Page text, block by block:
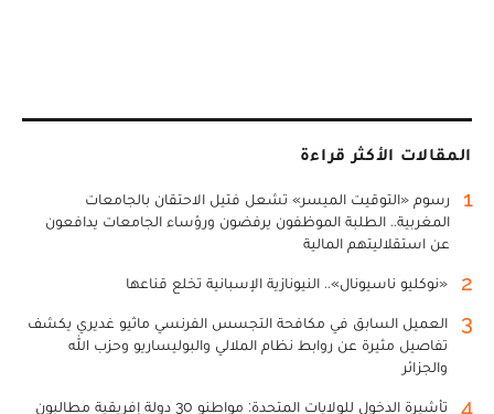
المقالات الأكثر قراءة
1
رسوم «التوقيت الميسر» تشعل فتيل الاحتقان بالجامعات
المغربية.. الطلبة الموظفون يرفضون ورؤساء الجامعات يدافعون
عن استقلاليتهم المالية
2 «نوكليو ناسيونال».. النيونازية الإسبانية تخلع قناعها
3
العميل السابق في مكافحة التجسس الفرنسي ماثيو غديري يكشف
تفاصيل مثيرة عن روابط نظام الملالي والبوليساريو وحزب الله
والجزائر
4 تأشيرة الدخول للولايات المتحدة: مواطنو 30 دولة إفريقية مطالبون